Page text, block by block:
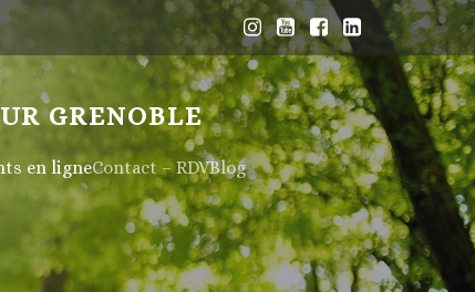
GRENOBLE
en ligneContact – RDVBlog